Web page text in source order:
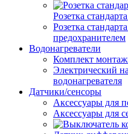
Розетка
Розетка
предохранителем
Водонагреватели
Комплект
Электрический
водонагревателя
Датчики/сенсоры
Аксессуары для
Аксессуары для